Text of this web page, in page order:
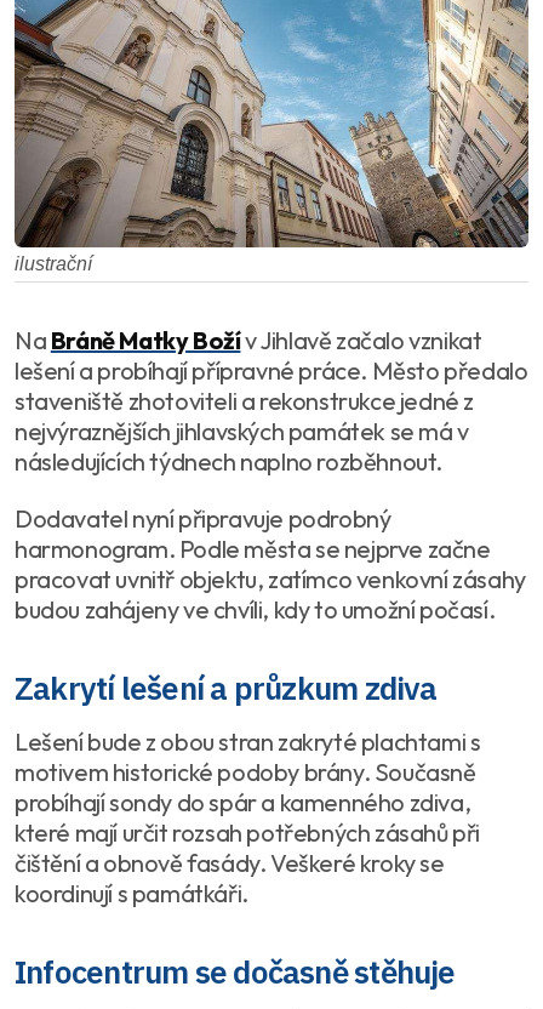
ilustrační
Na Bráně Matky Božív Jihlavě začalo vznikat
lešení a probíhají přípravné práce. Město předalo
staveniště zhotoviteli a rekonstrukce jedné z
nejvýraznějších jihlavských památek se má v
následujících týdnech naplno rozběhnout.
Dodavatel nyní připravuje podrobný
harmonogram. Podle města se nejprve začne
pracovat uvnitř objektu, zatímco venkovní zásahy
budou zahájeny ve chvíli, kdy to umožní počasí.
Zakrytí lešení a průzkum zdiva
Lešení bude z obou stran zakryté plachtami s
motivem historické podoby brány. Současně
probíhají sondy do spár a kamenného zdiva,
které mají určit rozsah potřebných zásahů při
čištění a obnově fasády. Veškeré kroky se
koordinují s památkáři.
Infocentrum se dočasně stěhuje